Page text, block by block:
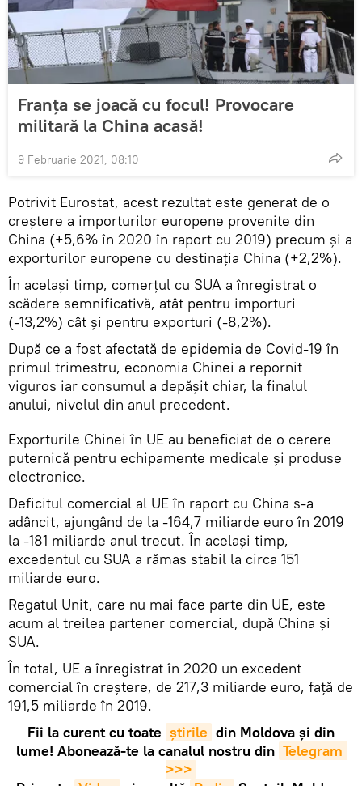
Franța se joacă cu focul! Provocare
militară la China acasă!
9 Februarie 2021, 08:10
Potrivit Eurostat, acest rezultat este generat de o
creștere a importurilor europene provenite din
China (+5,6% în 2020 în raport cu 2019) precum și a
exporturilor europene cu destinația China (+2,2%).
În același timp, comerțul cu SUA a înregistrat o
scădere semnificativă, atât pentru importuri
(-13,2%) cât și pentru exporturi (-8,2%).
După ce a fost afectată de epidemia de Covid-19 în
primul trimestru, economia Chinei a repornit
viguros iar consumul a depășit chiar, la finalul
anului, nivelul din anul precedent.
Exporturile Chinei în UE au beneficiat de o cerere
puternică pentru echipamente medicale și produse
electronice.
Deficitul comercial al UE în raport cu China s-a
adâncit, ajungând de la -164,7 miliarde euro în 2019
la -181 miliarde anul trecut. În același timp,
excedentul cu SUA a rămas stabil la circa 151
miliarde euro.
Regatul Unit, care nu mai face parte din UE, este
acum al treilea partener comercial, după China și
SUA.
În total, UE a înregistrat în 2020 un excedent
comercial în creștere, de 217,3 miliarde euro, față de
191,5 miliarde în 2019.
Fii la curent cu toate știrile din Moldova și din
lume! Abonează-te la canalul nostru din Telegram
>>>